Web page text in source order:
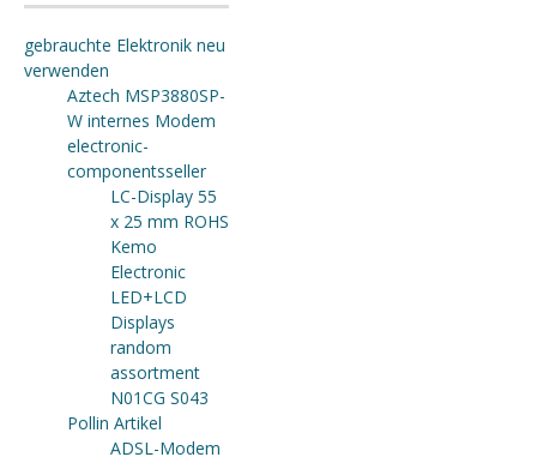
gebrauchte Elektronik neu
verwenden
Aztech MSP3880SP-
W internes Modem
electronic-
componentsseller
LC-Display 55
x 25 mm ROHS
Kemo
Electronic
LED+LCD
Displays
random
assortment
N01CG S043
Pollin Artikel
ADSL-Modem